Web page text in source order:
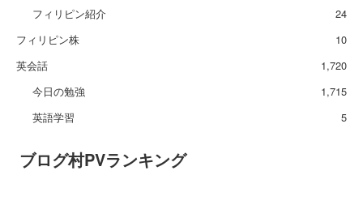
フィリピン紹介
24
フィリピン株
10
英会話
1,720
今日の勉強
1,715
英語学習
5
ブログ村PVランキング